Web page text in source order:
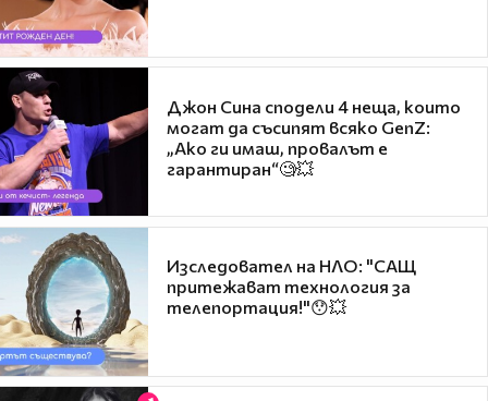
Джон Сина сподели 4 неща, които
могат да съсипят всяко GenZ:
„Ако ги имаш, провалът е
гарантиран“🧐💥
Изследовател на НЛО: "САЩ
притежават технология за
телепортация!"😯💥